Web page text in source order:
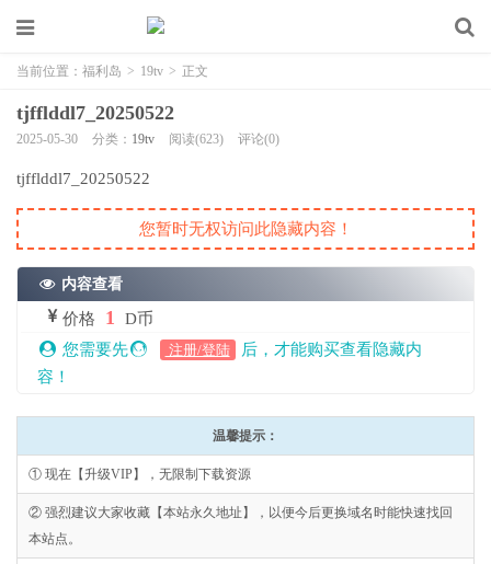
当前位置： 福利岛 > 19tv > 正文
tjfflddl7_20250522
2025-05-30 分类： 19tv 阅读(623) 评论(0)
tjfflddl7_20250522
您暂时无权访问此隐藏内容！
内容查看
价格 1
D币
您需要先
注册/登陆
后，才能购买查看隐藏内
容！
温馨提示：
① 现在【升级VIP】，无限制下载资源
② 强烈建议大家收藏【本站永久地址】，以便今后更换域名时能快速找回
本站点。